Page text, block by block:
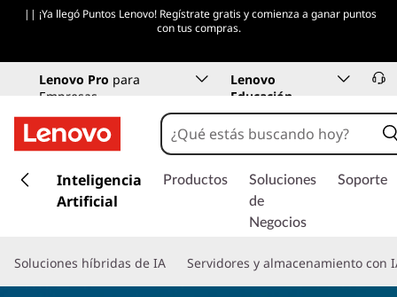
|| ¡Ya llegó Puntos Lenovo! Regístrate gratis y comienza a ganar puntos
con tus compras.
Lenovo Pro para
Empresas
Lenovo
Educación
o
Inteligencia
Artificial
Productos
Soluciones
de
Negocios
Soporte
Soluciones híbridas de IA Servidores y almacenamiento con